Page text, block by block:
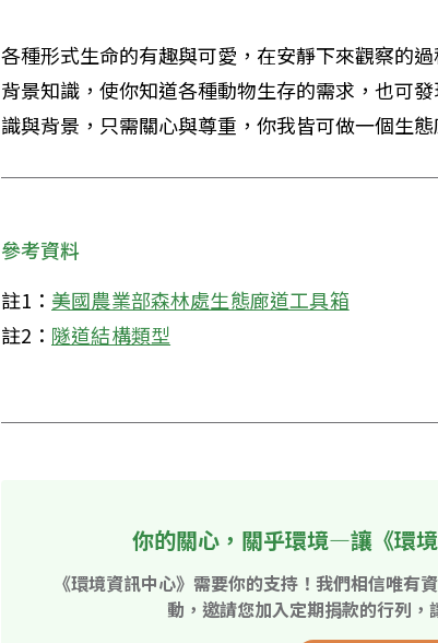
各種形式生命的有趣與可愛，在安靜下來觀察的
背景知識，使你知道各種動物生存的需求，也可
識與背景，只需關心與尊重，你我皆可做一個生態
參考資料
註1： 美國農業部森林處生態廊道工具箱
註2： 隧道結構類型
你的關心，關乎環境—讓《環
《環境資訊中心》需要你的支持！我們相信唯有
動，邀請您加入定期捐款的行列，